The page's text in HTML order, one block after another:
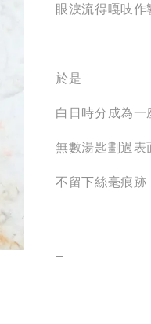
眼淚流得嘎吱作
於是
白日時分成為一
無數湯匙劃過表
不留下絲毫痕跡